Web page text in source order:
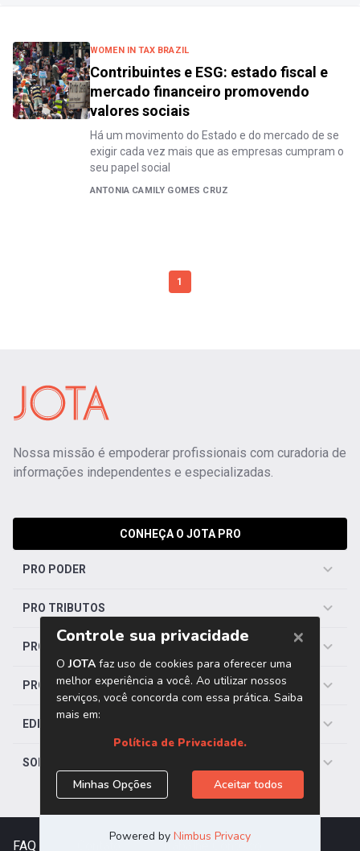
WOMEN IN TAX BRAZIL
Contribuintes e ESG: estado fiscal e
mercado financeiro promovendo
valores sociais
Há um movimento do Estado e do mercado de se
exigir cada vez mais que as empresas cumpram o
seu papel social
ANTONIA CAMILY GOMES CRUZ
1
Nossa missão é empoderar profissionais com curadoria de
informações independentes e especializadas.
CONHEÇA O JOTA PRO
PRO PODER
PRO TRIBUTOS
PRO TRABALHISTA
PRO SAÚDE
EDITORIAS
SOBRE O JOTA
FAQ Trabalhe Conosco